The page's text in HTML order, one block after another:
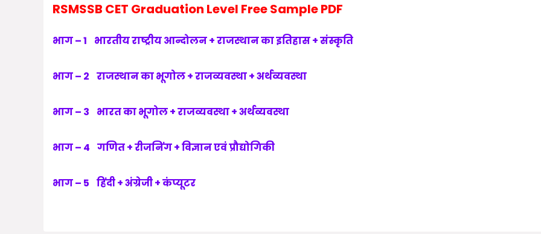
RSMSSB CET Graduation Level Free Sample PDF
भाग – 1 भारतीय राष्ट्रीय आन्दोलन + राजस्थान का इतिहास + संस्कृति
भाग – 2 राजस्थान का भूगोल + राजव्यवस्था + अर्थव्यवस्था
भाग – 3 भारत का भूगोल + राजव्यवस्था + अर्थव्यवस्था
भाग – 4 गणित + रीजनिंग + विज्ञान एवं प्रौद्योगिकी
भाग – 5 हिंदी + अंग्रेजी + कंप्यूटर